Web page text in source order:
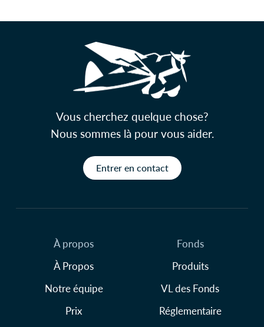
Vous cherchez quelque chose?
Nous sommes là pour vous aider.
Entrer en contact
À propos
À Propos
Notre équipe
Prix
Fonds
Produits
VL des Fonds
Réglementaire